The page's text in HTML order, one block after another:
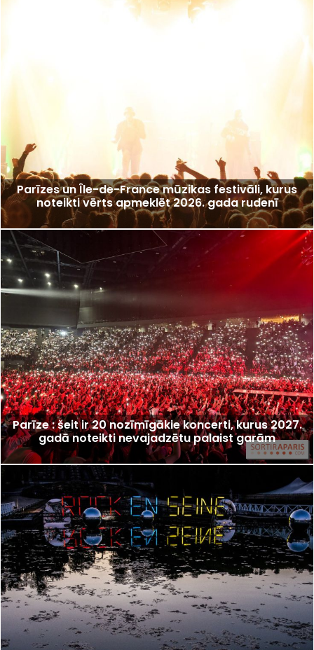
Parīzes un Île-de-France mūzikas festivāli, kurus
noteikti vērts apmeklēt 2026. gada rudenī
Parīze : šeit ir 20 nozīmīgākie koncerti, kurus 2027.
gadā noteikti nevajadzētu palaist garām